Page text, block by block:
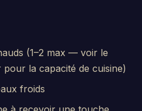
(1–2 max — voir le
la capacité de cuisine)
froids